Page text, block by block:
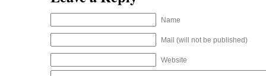
Name
Mail (will not be published)
Website